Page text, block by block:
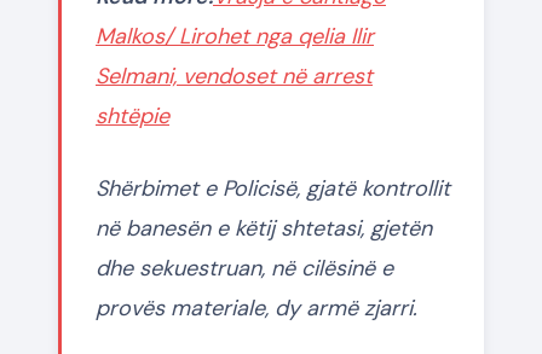
Malkos/ Lirohet nga qelia Ilir
Selmani, vendoset në arrest
shtëpie
Shërbimet e Policisë, gjatë kontrollit
në banesën e këtij shtetasi, gjetën
dhe sekuestruan, në cilësinë e
provës materiale, dy armë zjarri.